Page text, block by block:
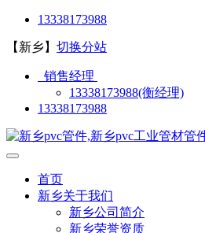
13338173988
【新乡】 切换分站
销售经理
13338173988(衡经理)
13338173988
首页
新乡关于我们
新乡公司简介
新乡荣誉资质